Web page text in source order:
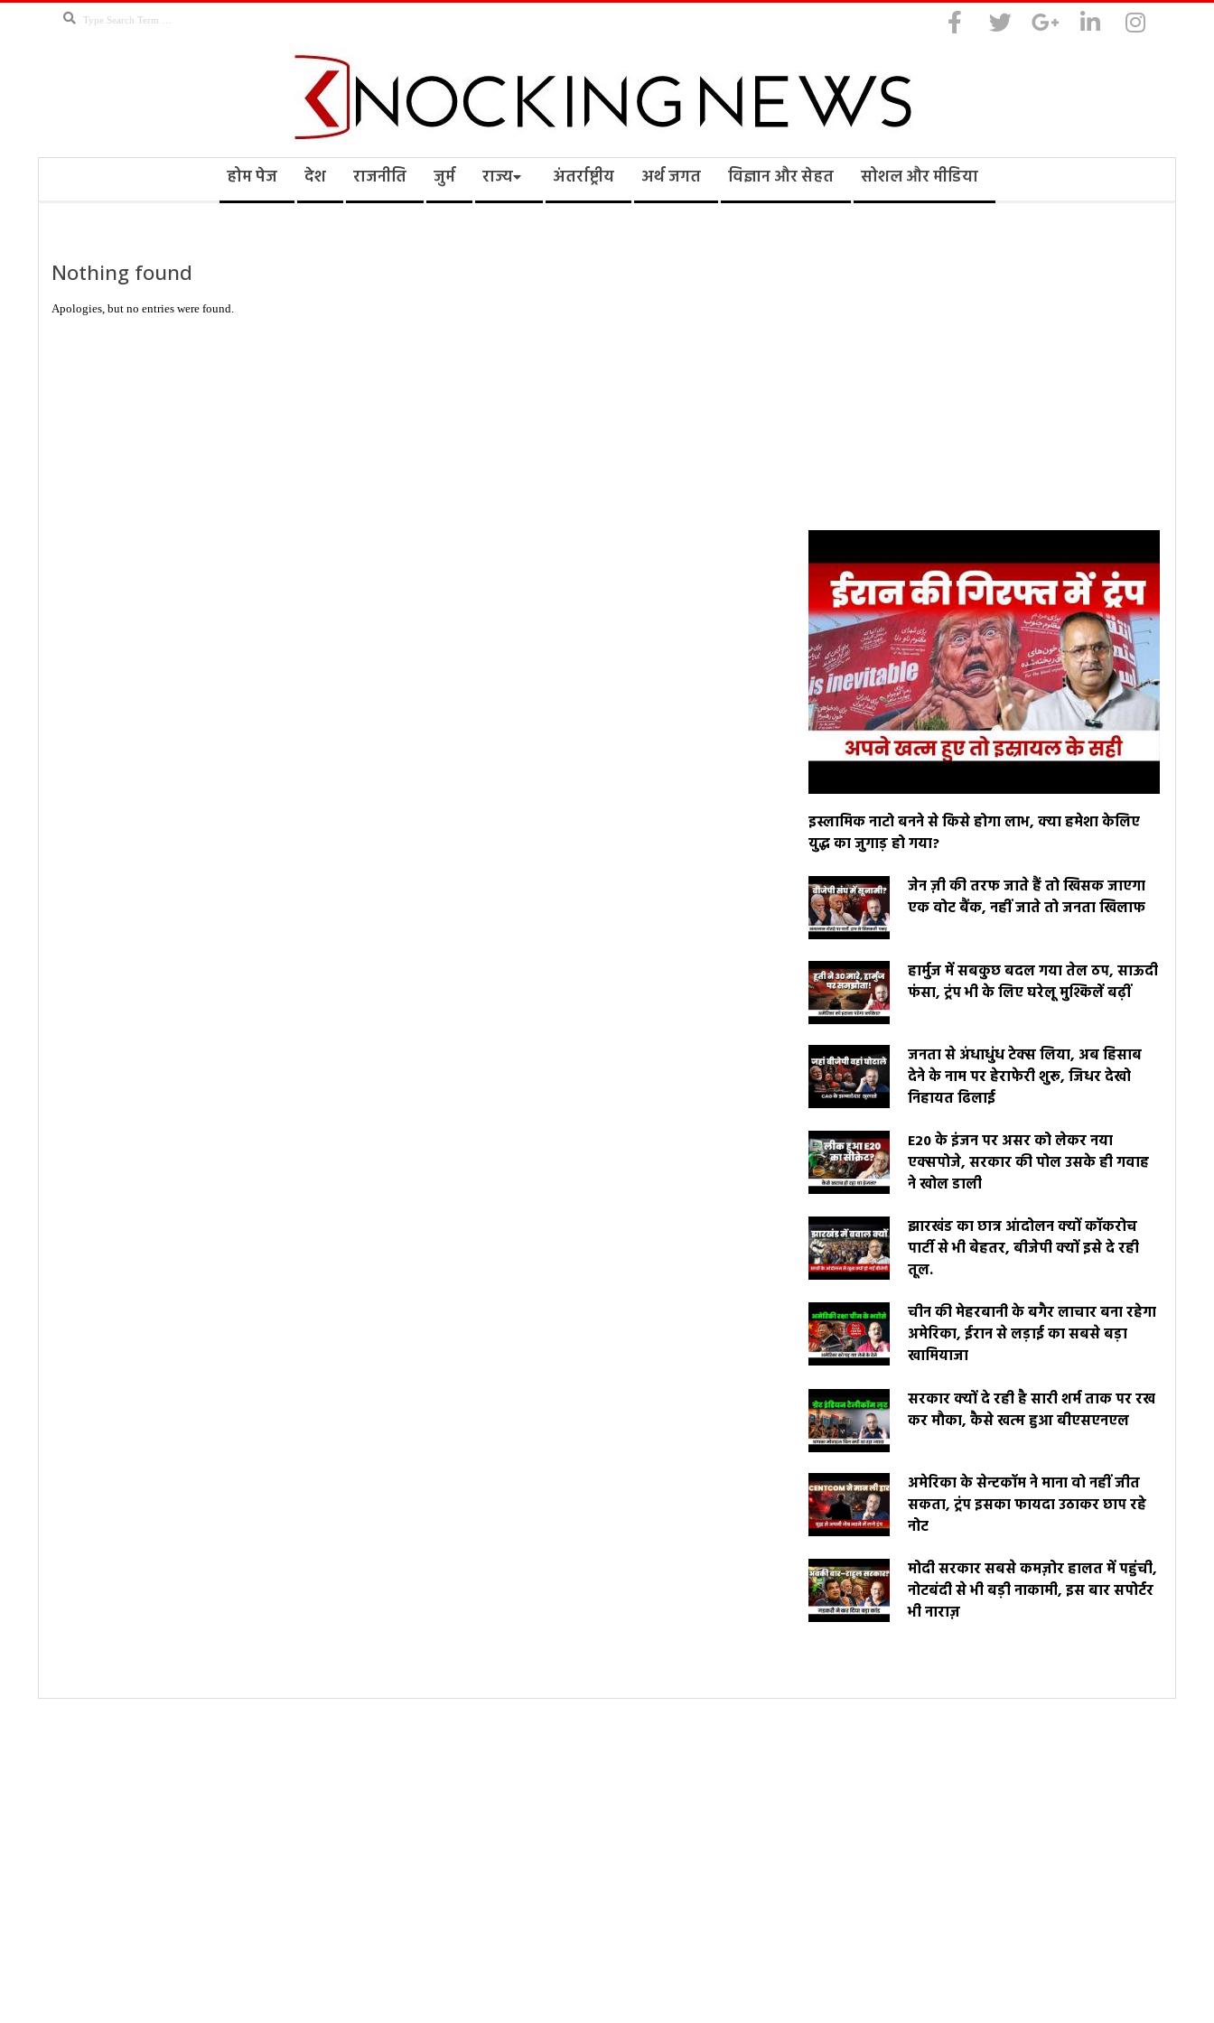
Search
Knocking
होम पेज देश राजनीति जुर्म राज्य अंतर्राष्ट्रीय अर्थ जगत विज्ञान और सेहत सोशल और मीडिया
Nothing found
Apologies, but no entries were found.
इस्लामिक नाटो बनने से किसे होगा लाभ, क्या हमेशा केलिए
युद्ध का जुगाड़ हो गया?
जेन ज़ी की तरफ जाते हैं तो खिसक जाएगा
एक वोट बैंक, नहीं जाते तो जनता खिलाफ
हार्मुज में सबकुछ बदल गया तेल ठप, साऊदी
फंसा, ट्रंप भी के लिए घरेलू मुश्किलें बढ़ीं
जनता से अंधाधुंध टेक्स लिया, अब हिसाब
देने के नाम पर हेराफेरी शुरू, जिधर देखो
निहायत ढिलाई
E20 के इंजन पर असर को लेकर नया
एक्सपोजे, सरकार की पोल उसके ही गवाह
ने खोल डाली
झारखंड का छात्र आंदोलन क्यों कॉकरोच
पार्टी से भी बेहतर, बीजेपी क्यों इसे दे रही
तूल.
चीन की मेहरबानी के बगैर लाचार बना रहेगा
अमेरिका, ईरान से लड़ाई का सबसे बड़ा
खामियाजा
सरकार क्यों दे रही है सारी शर्म ताक पर रख
कर मौका, कैसे खत्म हुआ बीएसएनएल
अमेरिका के सेन्टकॉम ने माना वो नहीं जीत
सकता, ट्रंप इसका फायदा उठाकर छाप रहे
नोट
मोदी सरकार सबसे कमज़ोर हालत में पहुंची,
नोटबंदी से भी बड़ी नाकामी, इस बार सपोर्टर
भी नाराज़